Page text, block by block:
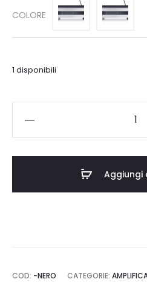
era:
COLORE
1 disponibili
Aggiungi
COD: -NERO CATEGORIE: